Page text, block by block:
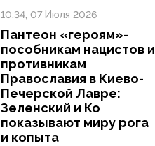
10:34, 07 Июля 2026
Пантеон «героям»-
пособникам нацистов и
противникам
Православия в Киево-
Печерской Лавре:
Зеленский и Ко
показывают миру рога
и копыта